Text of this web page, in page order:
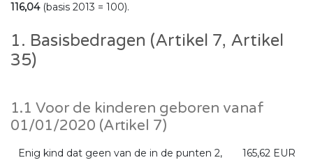
116,04(basis 2013 = 100).
1. Basisbedragen (Artikel 7, Artikel
35)
1.1 Voor de kinderen geboren vanaf
01/01/2020 (Artikel 7)
Enig kind dat geen van de in de punten 2,
165,62 EUR